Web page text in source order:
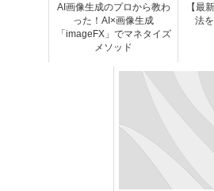
AI画像生成のプロから教わ
った！AI×画像生成
「imageFX」でマネタイズ
メソッド
【最
法